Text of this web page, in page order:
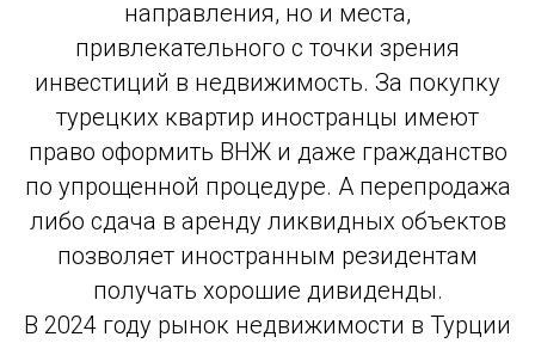
направления, но и места,
привлекательного с точки зрения
инвестиций в недвижимость. За покупку
турецких квартир иностранцы имеют
право оформить ВНЖ и даже гражданство
по упрощенной процедуре. А перепродажа
либо сдача в аренду ликвидных объектов
позволяет иностранным резидентам
получать хорошие дивиденды.
В 2024 году рынок недвижимости в Турции